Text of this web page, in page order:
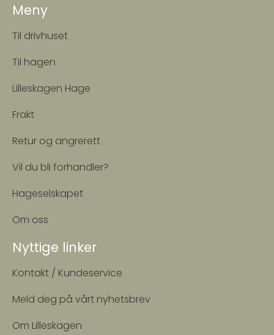
Meny
Til drivhuset
Til hagen
Lilleskagen Hage
Frakt
Retur og angrerett
Vil du bli forhandler?
Hageselskapet
Om oss
Nyttige linker
Kontakt / Kundeservice
Meld deg på vårt nyhetsbrev
Om Lilleskagen